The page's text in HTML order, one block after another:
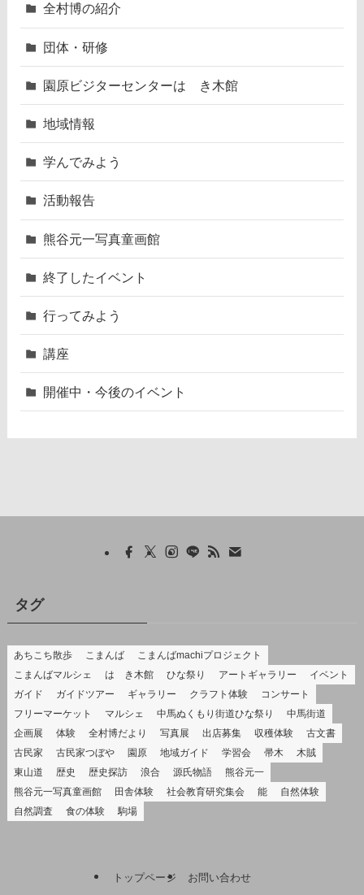
全村博の紹介
団体・研修
園原ビジターセンターはゝき木館
地域情報
学んでみよう
活動報告
熊谷元一写真童画館
終了したイベント
行ってみよう
講座
開催中・今後のイベント
タグ
あちこち散歩 こまんば
こまんばmachiプロジェクト
こまんばマルシェ
はゝき木館 ひな祭り アートギャラリー
イベント
ガイド
ガイドツアー ギャラリー クラフト体験
コンサート
フリーマーケット
マルシェ 中馬ぬくもり街道ひな祭り
中馬街道
企画展
体験 全村博だより 写真展 出店募集 収穫体験
古文書
古民家
古民家つぼや 園原 地域ガイド 学習会 帚木
木賊
東山道
歴史 歴史探訪 浪合 源氏物語
熊谷元一
熊谷元一写真童画館
田舎体験 社会教育研究集会 能
自然体験
自然調査
食の体験 駒場
トップページ お問い合わせ